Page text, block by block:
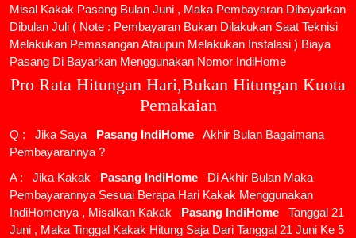
Misal Kakak Pasang Bulan Juni , Maka Pembayaran Dibayarkan
Dibulan Juli ( Note : Pembayaran Bukan Dilakukan Saat Teknisi
Melakukan Pemasangan Ataupun Melakukan Instalasi ) Biaya
Pasang Di Bayarkan Menggunakan Nomor IndiHome
Pro Rata Hitungan Hari,Bukan Hitungan Kuota
Pemakaian
Q : Jika Saya Pasang IndiHome
Akhir Bulan Bagaimana
Pembayarannya ?
A : Jika Kakak
Pasang IndiHome
Di Akhir Bulan Maka
Pembayarannya Sesuai Berapa Hari Kakak Menggunakan
IndiHomenya , Misalkan Kakak
Pasang IndiHome
Tanggal 21
Juni , Maka Tinggal Kakak Hitung Saja Dari Tanggal 21 Juni Ke 5